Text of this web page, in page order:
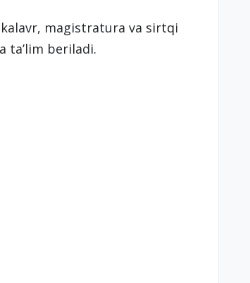
magistratura va sirtqi
ta’lim beriladi.